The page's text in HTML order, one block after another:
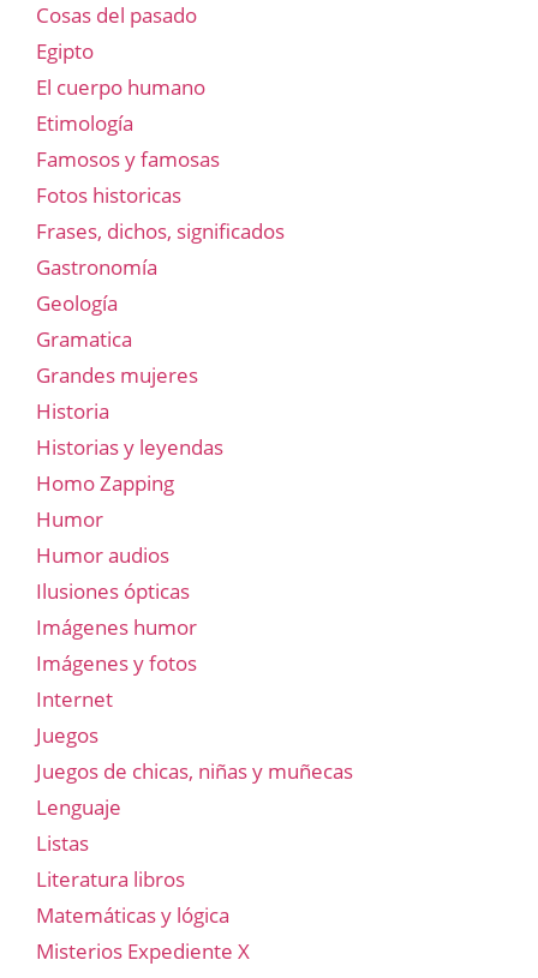
Cosas del pasado
Egipto
El cuerpo humano
Etimología
Famosos y famosas
Fotos historicas
Frases, dichos, significados
Gastronomía
Geología
Gramatica
Grandes mujeres
Historia
Historias y leyendas
Homo Zapping
Humor
Humor audios
Ilusiones ópticas
Imágenes humor
Imágenes y fotos
Internet
Juegos
Juegos de chicas, niñas y muñecas
Lenguaje
Listas
Literatura libros
Matemáticas y lógica
Misterios Expediente X